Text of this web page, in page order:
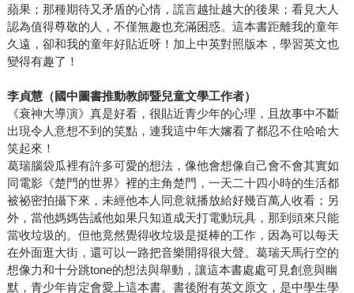
蘋果；那種期待又矛盾的心情，謊言越扯越大的後果；看見大人
認為值得尊敬的人，不僅無趣也充滿困惑。這本書距離我的童年
久遠，卻和我的童年好貼近呀！加上中英對照版本，學習英文也
變得有趣了！
李貞慧（國中圖書推動教師暨兒童文學工作者）
《衰神大導演》真是好看，很貼近青少年的心理，且故事中不斷
出現令人意想不到的笑點，連我這中年大嬸看了都忍不住哈哈大
笑起來！
葛瑞腦袋瓜裡有許多可愛的想法，像他會想像自己會不會其實如
同電影《楚門的世界》裡的主角楚門，一天二十四小時的生活都
被祕密拍攝下來，未經他本人同意就播放給好幾百萬人收看；另
外，當他媽媽告誡他如果只知道成天打電動玩具，那到頭來只能
當收垃圾的。但他竟然覺得收垃圾是挺棒的工作，因為可以每天
在外面逛大街，還可以一路把音樂開得很大聲。葛瑞天馬行空的
想像力和十分跳tone的想法與舉動，讓這本書處處可見創意與幽
默，青少年肯定會愛上這本書。書後附有英文原文，是中學生學